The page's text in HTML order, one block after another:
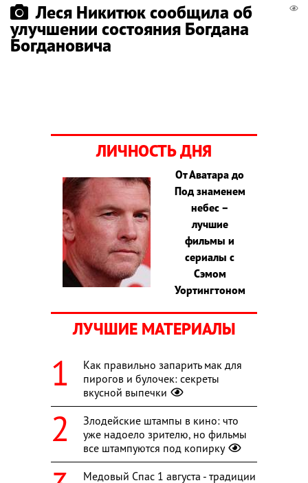
Леся Никитюк сообщила об
улучшении состояния Богдана
Богдановича
ЛИЧНОСТЬ ДНЯ
От Аватара до
Под знаменем
небес –
лучшие
фильмы и
сериалы с
Сэмом
Уортингтоном
ЛУЧШИЕ МАТЕРИАЛЫ
Как правильно запарить мак для
пирогов и булочек: секреты
вкусной выпечки
Злодейские штампы в кино: что
уже надоело зрителю, но фильмы
все штампуются под копирку
Медовый Спас 1 августа - традиции